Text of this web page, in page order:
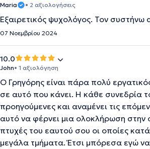
Maria • 2 αξιολογήσεις
Εξαιρετικός ψυχολόγος. Τον συστήνω
07 Νοεμβρίου 2024
10.0
John• 1 αξιολόγηση
Ο Γρηγόρης είναι πάρα πολύ
σε αυτό που κάνει. Η κάθε συνεδρία
προηγούμενες και αναμένει τις
αυτό να φέρνει μια ολοκλήρωση στην
πτυχές του εαυτού σου οι οποίες
μεγάλα τμήματα. Έτσι μπόρεσα εγώ